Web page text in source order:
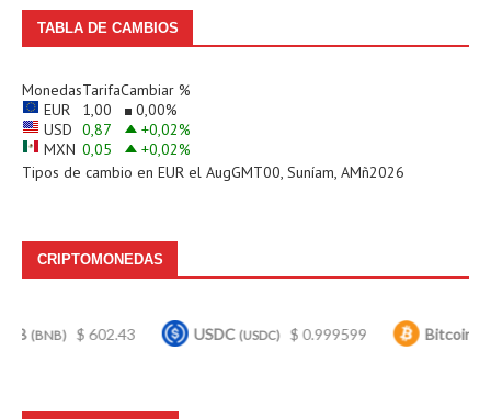
TABLA DE CAMBIOS
MonedasTarifaCambiar %
EUR
1,00 0,00%
USD 0,87 +0,02%
MXN 0,05 +0,02%
Tipos de cambio en EUR el AugGMT00, Suníam, AMñ2026
CRIPTOMONEDAS
$ 602.43 USDC(USDC) $ 0.999599 Bitcoin (BTC) $